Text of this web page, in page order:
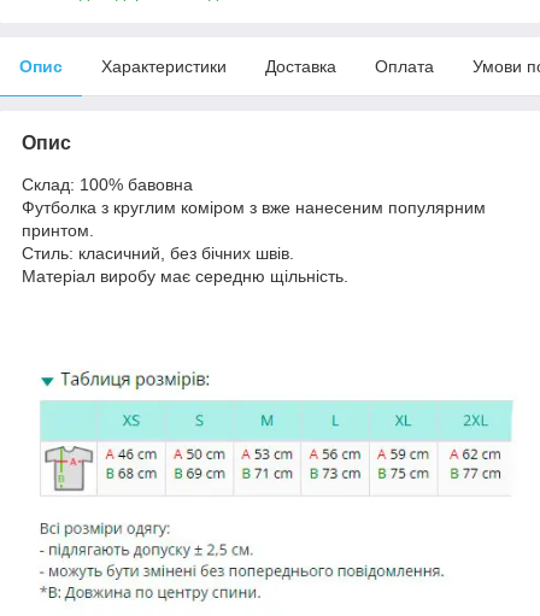
Опис Характеристики Доставка Оплата Умови
Опис
Склад: 100% бавовна
Футболка з круглим коміром з вже нанесеним популярним
принтом.
Стиль: класичний, без бічних швів.
Матеріал виробу має середню щільність.